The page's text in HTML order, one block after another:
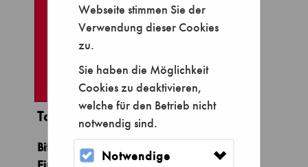
Webseite stimmen Sie der
Verwendung dieser Cookies
zu.
Sie haben die Möglichkeit
Cookies zu deaktivieren,
welche für den Betrieb nicht
notwendig sind.
Notwendige
Tageskarten
Bitte wählen Sie Ihren Besuchstag und eine